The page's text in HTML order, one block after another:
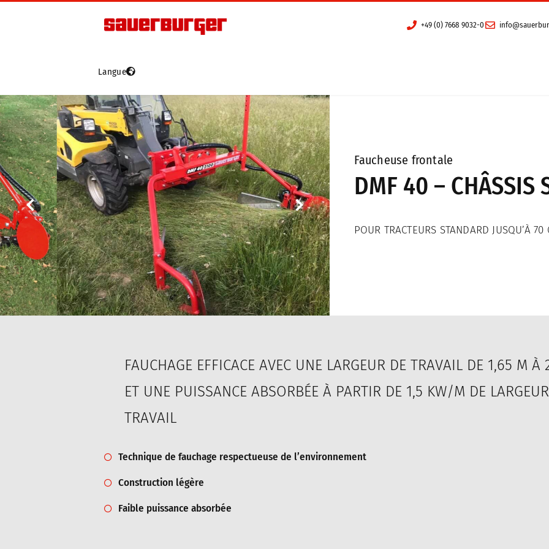
+49 (0) 7668 9032-0
Véhicules
Grip4-70
Grip4-70 Premium
Grip4-75
Grip4-140
D’occasion
Broyeur
Travail du Sol
Élevage d’animaux
Faucheuses à double lame
Distribution pour France
Distribution pour l’Autriche
Langue
Faucheuse frontale
DMF 40 – CHÂSSIS
POUR TRACTEURS STANDARD JUSQU’À 70
FAUCHAGE EFFICACE AVEC UNE LARGEUR DE TRAVAIL DE 1,65 M À
ET UNE PUISSANCE ABSORBÉE À PARTIR DE 1,5 KW/M DE
TRAVAIL
Technique de fauchage respectueuse de l’environnement
Construction légère
Faible puissance absorbée